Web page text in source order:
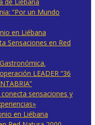
“Por un Mundo
en Liébana
Sensaciones en Red
LEADER “36
sensaciones y
en Liébana